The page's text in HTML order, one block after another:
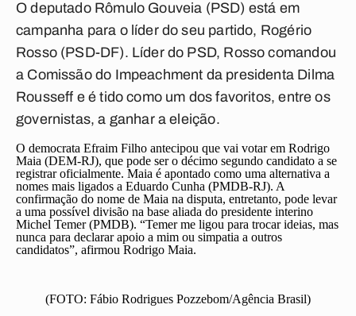
O deputado Rômulo Gouveia (PSD) está em
campanha para o líder do seu partido, Rogério
Rosso (PSD-DF). Líder do PSD, Rosso comandou
a Comissão do Impeachment da presidenta Dilma
Rousseff e é tido como um dos favoritos, entre os
governistas, a ganhar a eleição.
O democrata Efraim Filho antecipou que vai votar em Rodrigo
Maia (DEM-RJ), que pode ser o décimo segundo candidato a se
registrar oficialmente. Maia é apontado como uma alternativa a
nomes mais ligados a Eduardo Cunha (PMDB-RJ). A
confirmação do nome de Maia na disputa, entretanto, pode levar
a uma possível divisão na base aliada do presidente interino
Michel Temer (PMDB). “Temer me ligou para trocar ideias, mas
nunca para declarar apoio a mim ou simpatia a outros
candidatos”, afirmou Rodrigo Maia.
(FOTO: Fábio Rodrigues Pozzebom/Agência Brasil)